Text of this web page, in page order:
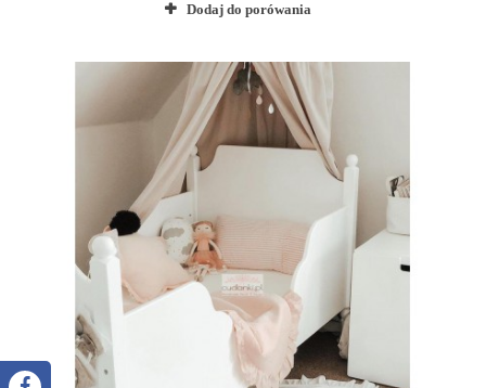
Dodaj do porówania